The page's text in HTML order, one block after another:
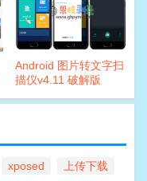
Android 图片转文字扫
描仪v4.11 破解版
xposed
上传下载